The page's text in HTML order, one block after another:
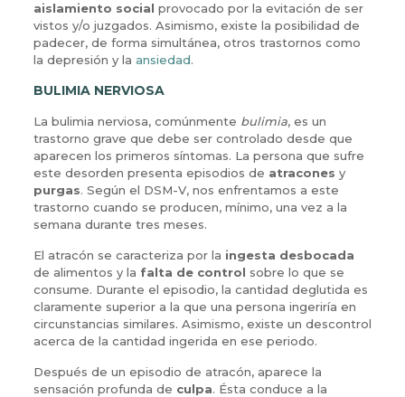
aislamiento social provocado por la evitación de ser
vistos y/o juzgados. Asimismo, existe la posibilidad de
padecer, de forma simultánea, otros trastornos como
la depresión y la ansiedad.
BULIMIA NERVIOSA
La bulimia nerviosa, comúnmente bulimia, es un
trastorno grave que debe ser controlado desde que
aparecen los primeros síntomas. La persona que sufre
este desorden presenta episodios de atracones y
purgas. Según el DSM-V, nos enfrentamos a este
trastorno cuando se producen, mínimo, una vez a la
semana durante tres meses.
El atracón se caracteriza por la ingesta desbocada
de alimentos y la falta de control sobre lo que se
consume. Durante el episodio, la cantidad deglutida es
claramente superior a la que una persona ingeriría en
circunstancias similares. Asimismo, existe un descontrol
acerca de la cantidad ingerida en ese periodo.
Después de un episodio de atracón, aparece la
sensación profunda de culpa. Ésta conduce a la